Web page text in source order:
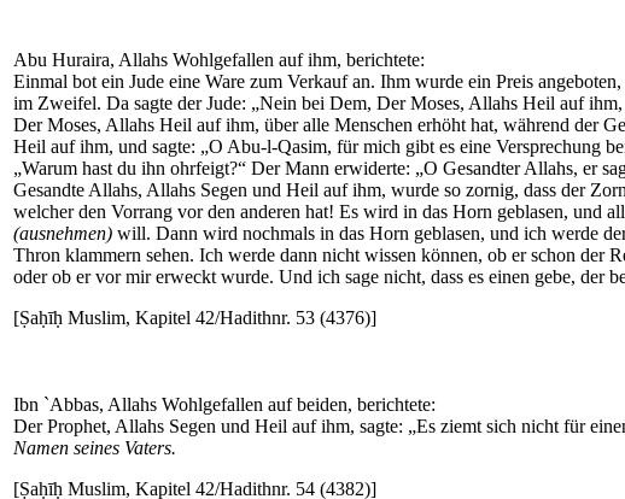
Abu Huraira, Allahs Wohlgefallen auf ihm, berichtete:
Einmal bot ein Jude eine Ware zum Verkauf an. Ihm wurde ein Preis
im Zweifel. Da sagte der Jude: „Nein bei Dem, Der Moses, Allahs Heil auf
Der Moses, Allahs Heil auf ihm, über alle Menschen erhöht hat, während der
Heil auf ihm, und sagte: „O Abu-l-Qasim, für mich gibt es eine Versprechung
„Warum hast du ihn ohrfeigt?“ Der Mann erwiderte: „O Gesandter Allahs, er
Gesandte Allahs, Allahs Segen und Heil auf ihm, wurde so zornig, dass der
welcher den Vorrang vor den anderen hat! Es wird in das Horn geblasen, und
(ausnehmen) will. Dann wird nochmals in das Horn geblasen, und ich werde
Thron klammern sehen. Ich werde dann nicht wissen können, ob er schon der
oder ob er vor mir erweckt wurde. Und ich sage nicht, dass es einen gebe, der
[Ṣaḥīḥ Muslim, Kapitel 42/Hadithnr. 53 (4376)]
Ibn `Abbas, Allahs Wohlgefallen auf beiden, berichtete:
Der Prophet, Allahs Segen und Heil auf ihm, sagte: „Es ziemt sich nicht für
Namen seines Vaters.
[Ṣaḥīḥ Muslim, Kapitel 42/Hadithnr. 54 (4382)]